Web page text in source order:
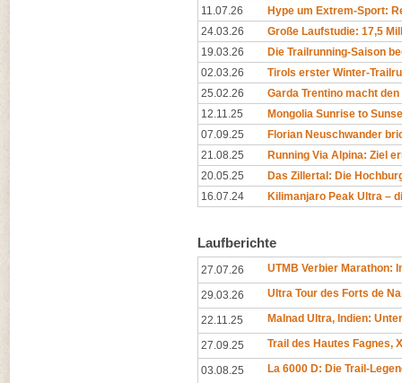
11.07.26
Hype um Extrem-Sport:
24.03.26
Große Laufstudie: 17,5
19.03.26
Die Trailrunning-Saison
02.03.26
Tirols erster Winter-
25.02.26
Garda Trentino macht
12.11.25
Mongolia Sunrise to
07.09.25
Florian Neuschwander
21.08.25
Running Via Alpina: Ziel
20.05.25
Das Zillertal: Die
16.07.24
Kilimanjaro Peak Ultra –
Laufberichte
27.07.26 UTMB Verbier Marathon:
29.03.26 Ultra Tour des Forts de
22.11.25 Malnad Ultra, Indien:
27.09.25 Trail des Hautes Fagnes,
03.08.25 La 6000 D: Die Trail-